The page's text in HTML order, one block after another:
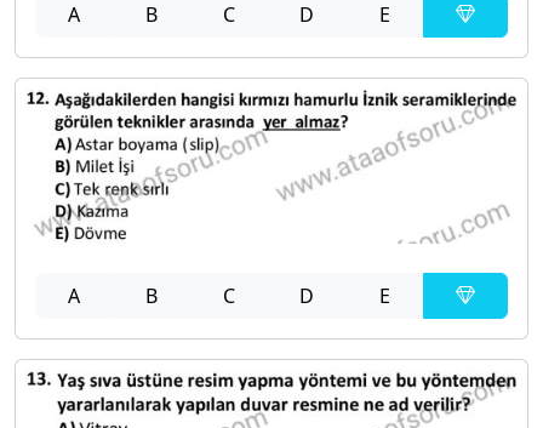
A B C D E
A B C D E